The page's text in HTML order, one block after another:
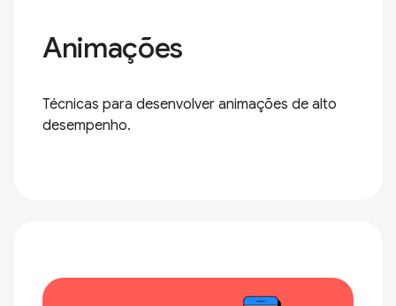
Animações
Técnicas para desenvolver animações de alto
desempenho.